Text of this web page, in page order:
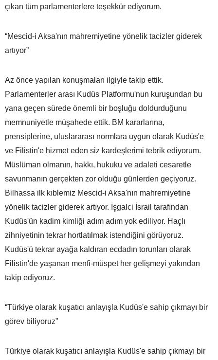
çıkan tüm parlamenterlere teşekkür ediyorum.
“Mescid-i Aksa'nın mahremiyetine yönelik tacizler giderek
artıyor”
Az önce yapılan konuşmaları ilgiyle takip ettik.
Parlamenterler arası Kudüs Platformu'nun kuruşundan bu
yana geçen sürede önemli bir boşluğu doldurduğunu
memnuniyetle müşahede ettik. BM kararlarına,
prensiplerine, uluslararası normlara uygun olarak Kudüs'e
ve Filistin'e hizmet eden siz kardeşlerimi tebrik ediyorum.
Müslüman olmanın, hakkı, hukuku ve adaleti cesaretle
savunmanın gerçekten zor olduğu günlerden geçiyoruz.
Bilhassa ilk kıblemiz Mescid-i Aksa'nın mahremiyetine
yönelik tacizler giderek artıyor. İşgalci İsrail tarafından
Kudüs'ün kadim kimliği adım adım yok ediliyor. Haçlı
zihniyetinin tekrar hortlatılmak istendiğini görüyoruz.
Kudüs'ü tekrar ayağa kaldıran ecdadın torunları olarak
Filistin'de yaşanan menfi-müspet her gelişmeyi yakından
takip ediyoruz.
“Türkiye olarak kuşatıcı anlayışla Kudüs'e sahip çıkmayı bir
görev biliyoruz”
Türkiye olarak kuşatıcı anlayışla Kudüs'e sahip çıkmayı bir